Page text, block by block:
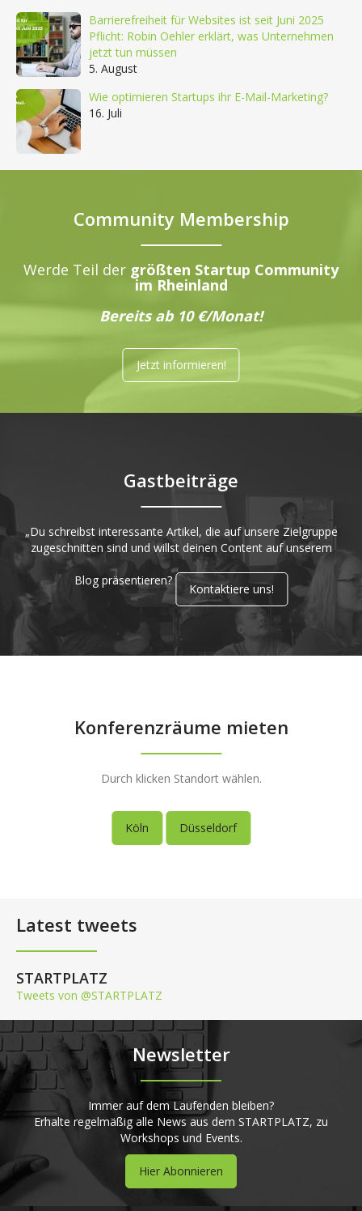
Barrierefreiheit für Websites ist seit Juni 2025
Pflicht: Robin Oehler erklärt, was Unternehmen
jetzt tun müssen
5. August
Wie optimieren Startups ihr E-Mail-Marketing?
16. Juli
Community Membership
Werde Teil der größten Startup Community
im Rheinland
Bereits ab 10 €/Monat!
Jetzt informieren!
Gastbeiträge
„Du schreibst interessante Artikel, die auf unsere Zielgruppe
zugeschnitten sind und willst deinen Content auf unserem
Blog präsentieren?
Kontaktiere uns!
Konferenzräume mieten
Durch klicken Standort wählen.
Köln Düsseldorf
Latest tweets
STARTPLATZ
Tweets von @STARTPLATZ
Newsletter
Immer auf dem Laufenden bleiben?
Erhalte regelmäßig alle News aus dem STARTPLATZ, zu
Workshops und Events.
Hier Abonnieren